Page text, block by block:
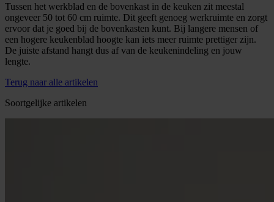
Tussen het werkblad en de bovenkast in de keuken zit meestal
ongeveer 50 tot 60 cm ruimte. Dit geeft genoeg werkruimte en zorgt
ervoor dat je goed bij de bovenkasten kunt. Bij langere mensen of
een hogere keukenblad hoogte kan iets meer ruimte prettiger zijn.
De juiste afstand hangt dus af van de keukenindeling en jouw
lengte.
Terug naar alle artikelen
Soortgelijke artikelen